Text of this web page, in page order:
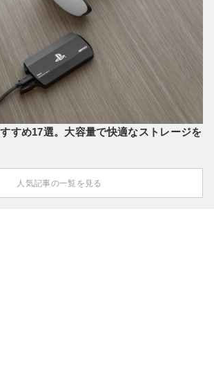
すめ17選。大容量で快適なストレージを
人気記事の一覧を見る